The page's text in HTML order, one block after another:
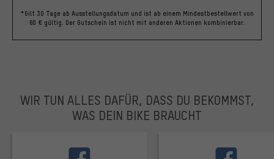
*Gilt 30 Tage ab Ausstellungsdatum und ist ab einem Mindestbestellwert von
60 € gültig. Der Gutschein ist nicht mit anderen Aktionen kombinierbar.
WIR TUN ALLES DAFÜR, DASS DU BEKOMMST,
WAS DEIN BIKE BRAUCHT